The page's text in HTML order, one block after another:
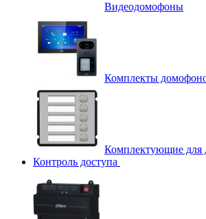
Видеодомофоны
Комплекты
Комплектующие для
Контроль доступа